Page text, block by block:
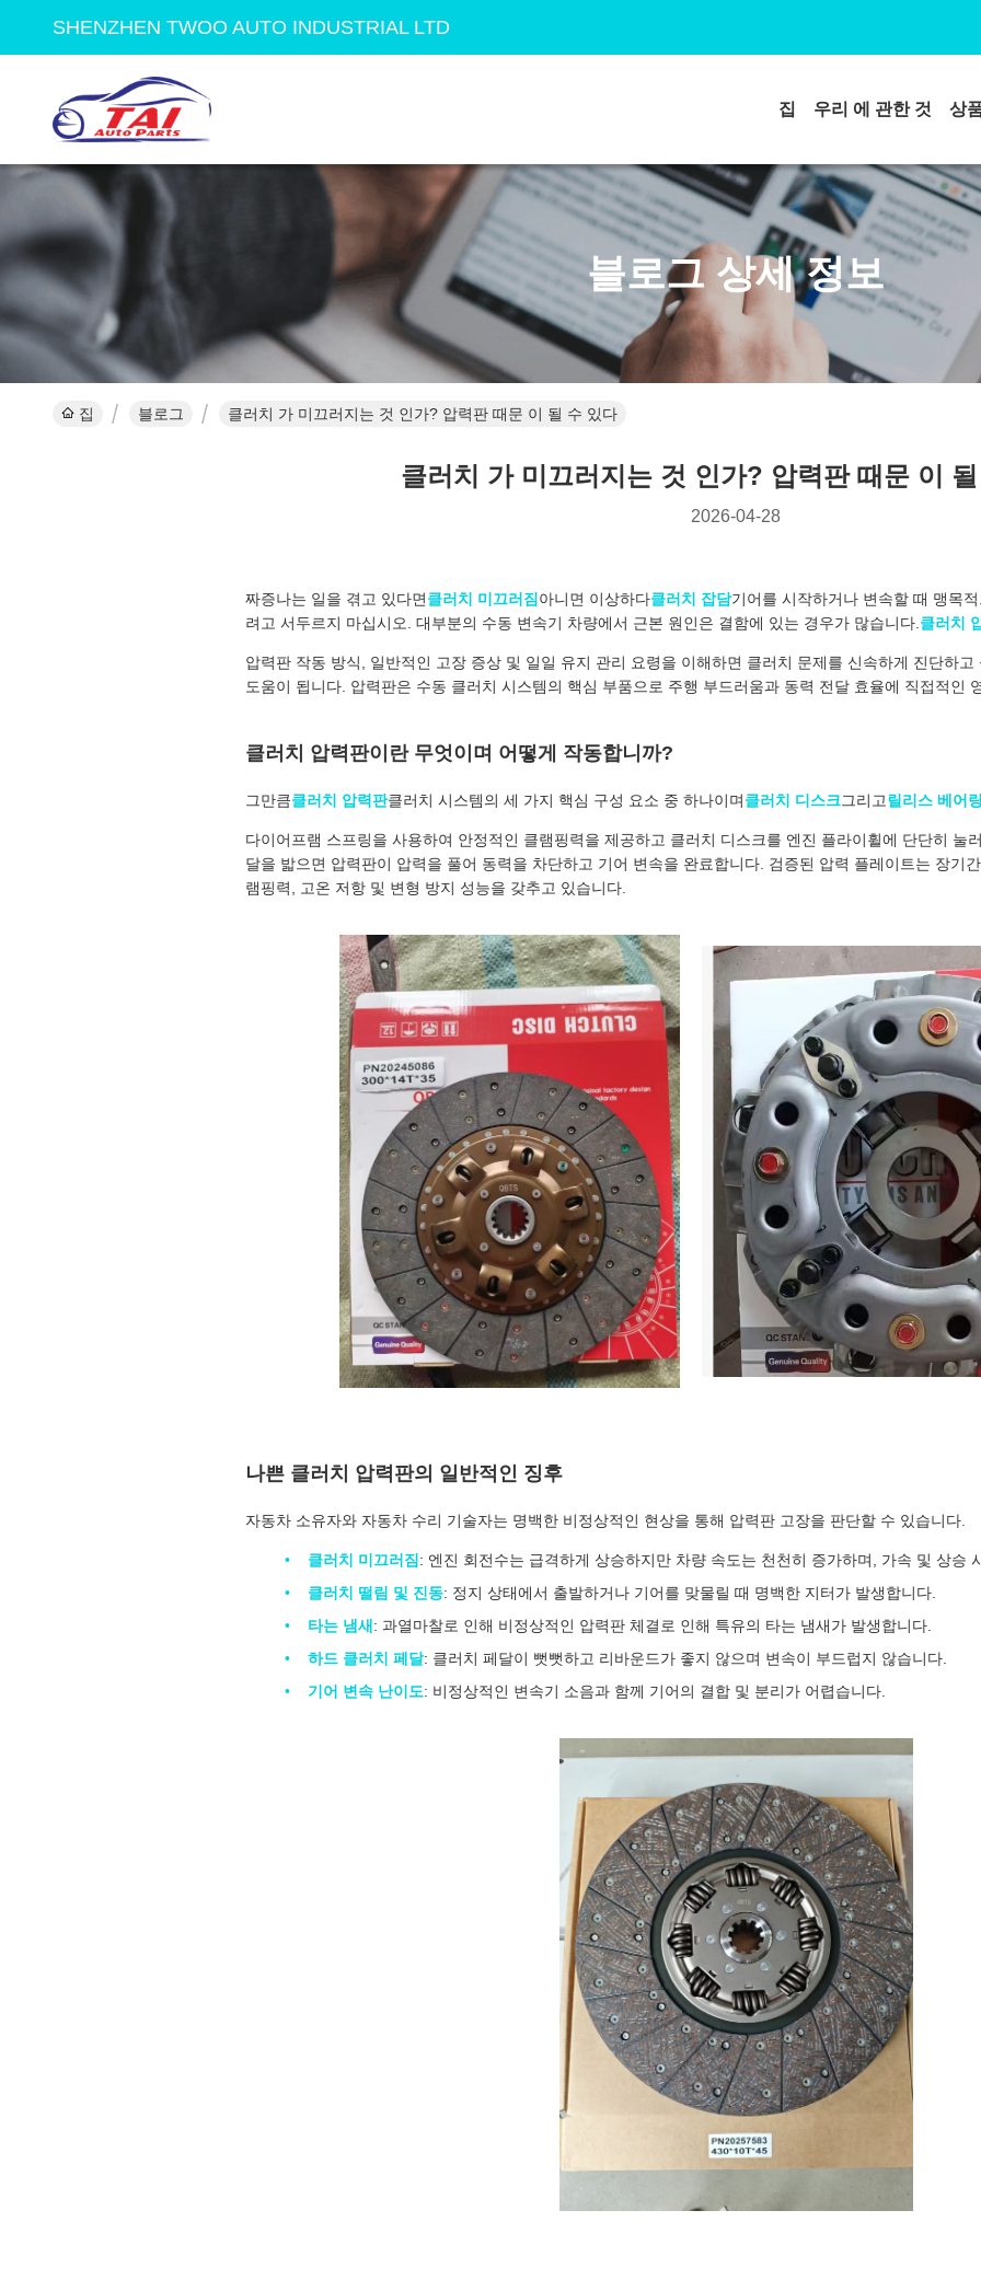
SHENZHEN TWOO AUTO INDUSTRIAL LTD
집 우리 에 관한 것 상
블로그 상세 정보
집 블로그 클러치 가 미끄러지는 것 인가? 압력판 때문 이 될 수 있다
클러치 가 미끄러지는 것 인가? 압력판 때문 이
2026-04-28
짜증나는 일을 겪고 있다면클러치 미끄러짐아니면 이상하다클러치 잡담기어를 시작하거나 변속할 때 맹목
려고 서두르지 마십시오. 대부분의 수동 변속기 차량에서 근본 원인은 결함에 있는 경우가 많습니다. 클러치
압력판 작동 방식, 일반적인 고장 증상 및 일일 유지 관리 요령을 이해하면 클러치 문제를 신속하게 진단하
도움이 됩니다. 압력판은 수동 클러치 시스템의 핵심 부품으로 주행 부드러움과 동력 전달 효율에 직접적인
클러치 압력판이란 무엇이며 어떻게 작동합니까?
그만큼클러치 압력판클러치 시스템의 세 가지 핵심 구성 요소 중 하나이며클러치 디스크그리고릴리스 베어링
다이어프램 스프링을 사용하여 안정적인 클램핑력을 제공하고 클러치 디스크를 엔진 플라이휠에 단단히 눌
달을 밟으면 압력판이 압력을 풀어 동력을 차단하고 기어 변속을 완료합니다. 검증된 압력 플레이트는 장기
램핑력, 고온 저항 및 변형 방지 성능을 갖추고 있습니다.
나쁜 클러치 압력판의 일반적인 징후
자동차 소유자와 자동차 수리 기술자는 명백한 비정상적인 현상을 통해 압력판 고장을 판단할 수 있습니다.
클러치 미끄러짐: 엔진 회전수는 급격하게 상승하지만 차량 속도는 천천히 증가하며, 가속 및 상승
클러치 떨림 및 진동: 정지 상태에서 출발하거나 기어를 맞물릴 때 명백한 지터가 발생합니다.
타는 냄새 : 과열마찰로 인해 비정상적인 압력판 체결로 인해 특유의 타는 냄새가 발생합니다.
하드 클러치 페달: 클러치 페달이 뻣뻣하고 리바운드가 좋지 않으며 변속이 부드럽지 않습니다.
기어 변속 난이도: 비정상적인 변속기 소음과 함께 기어의 결합 및 분리가 어렵습니다.